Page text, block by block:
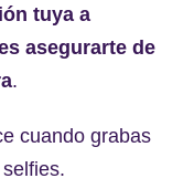
tuya a
asegurarte de
.
cuando grabas